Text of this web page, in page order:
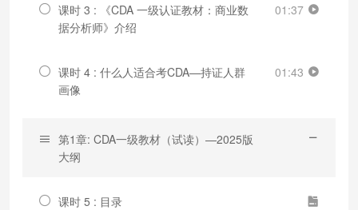
课时 3 : 《CDA 一级认证教材：商业数
据分析师》介绍
01:37
课时 4 : 什么人适合考CDA—持证人群
画像
01:43
第1章: CDA一级教材（试读）—2025版
大纲
课时 5 : 目录